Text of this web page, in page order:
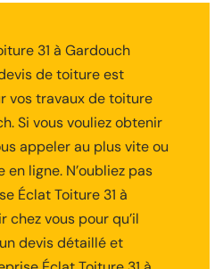
31 à Gardouch
de toiture est
vos travaux de toiture
Si vous vouliez obtenir
appeler au plus vite ou
ligne. N’oubliez pas
Éclat Toiture 31 à
chez vous pour qu’il
devis détaillé et